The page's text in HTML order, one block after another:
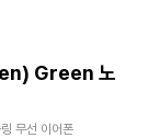
Green 노
무선 이어폰